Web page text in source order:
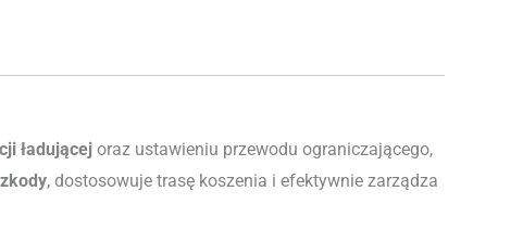
ładującej oraz ustawieniu przewodu ograniczającego,
, dostosowuje trasę koszenia i efektywnie zarządza